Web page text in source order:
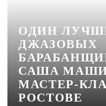
ОДИН
ДЖАЗОВЫХ
САША
МАСТЕР-
РОСТОВЕ